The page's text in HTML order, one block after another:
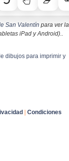
San Valentín para ver la
iPad y Android)..
dibujos para imprimir y
Condiciones